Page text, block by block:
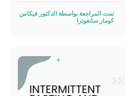
تمت المراجعة بواسطة الدكتور فيكاس
كومار سانغوترا